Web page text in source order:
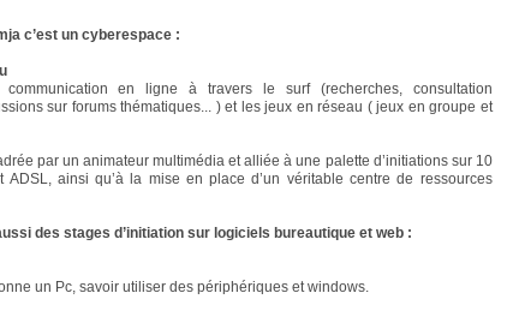
c’est un cyberespace :
en ligne à travers le surf (recherches, consultation
sur forums thématiques... ) et les jeux en réseau ( jeux en groupe et
par un animateur multimédia et alliée à une palette d’initiations sur 10
ADSL, ainsi qu’à la mise en place d’un véritable centre de ressources
des stages d’initiation sur logiciels bureautique et web :
un Pc, savoir utiliser des périphériques et windows.